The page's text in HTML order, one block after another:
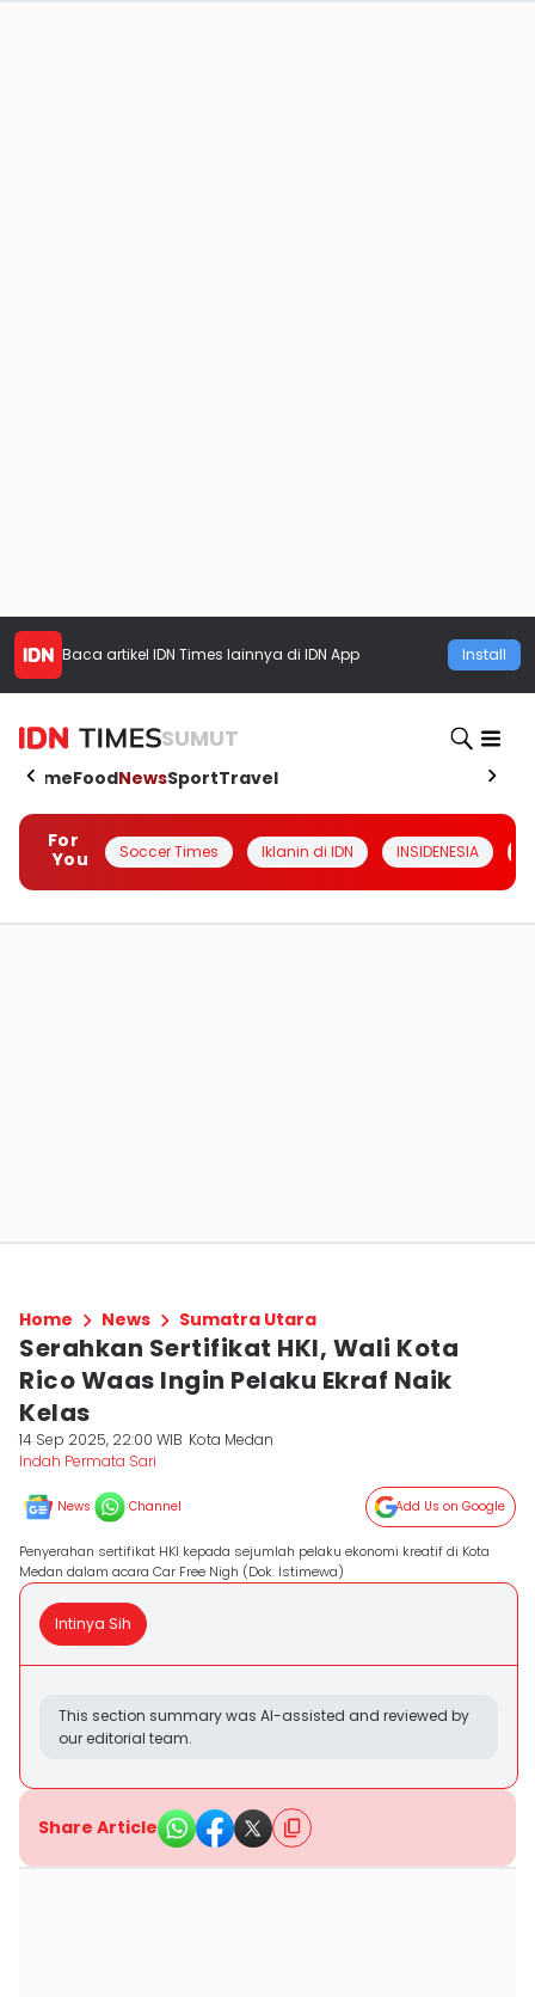
Baca artikel IDN Times lainnya di IDN App Install
SUMUT
HomeFoodNewsSportTravel
For
You
Soccer Times Iklanin di IDN INSIDENESIA
Home News Sumatra Utara
Serahkan Sertifikat HKI, Wali Kota
Rico Waas Ingin Pelaku Ekraf Naik
Kelas
14 Sep 2025, 22:00 WIB Kota Medan
Indah Permata Sari
News Channel Add Us on Google
Penyerahan sertifikat HKI kepada sejumlah pelaku ekonomi kreatif di Kota
Medan dalam acara Car Free Nigh (Dok. Istimewa)
Intinya Sih
This section summary was AI-assisted and reviewed by
our editorial team.
Share Article